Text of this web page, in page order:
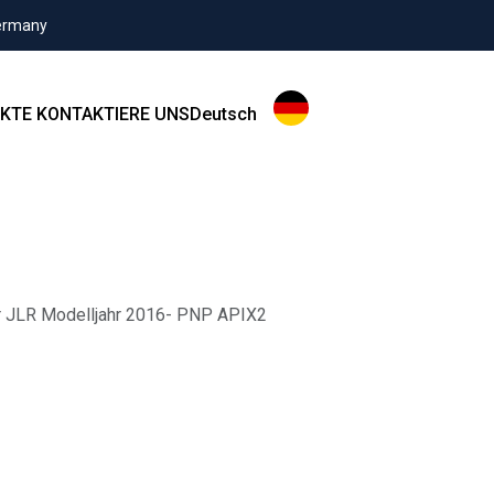
KONTAKTIERE UNSDeutsch
Modelljahr 2016- PNP APIX2